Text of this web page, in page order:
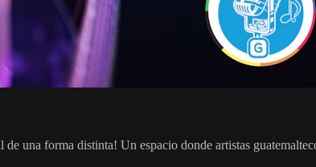
de una forma distinta! Un espacio donde artistas